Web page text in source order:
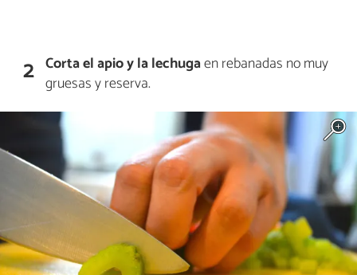
2 Cortael apio y la lechugaen rebanadas no muy
gruesas y reserva.